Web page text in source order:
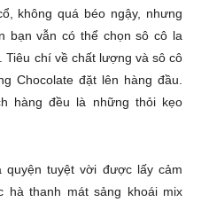
không quá béo ngậy, nhưng
bạn vẫn có thể chọn sô cô la
Tiêu chí về chất lượng và sô cô
Chocolate đặt lên hàng đầu.
hàng đều là những thỏi kẹo
quyện tuyệt vời được lấy cảm
hà thanh mát sảng khoái mix